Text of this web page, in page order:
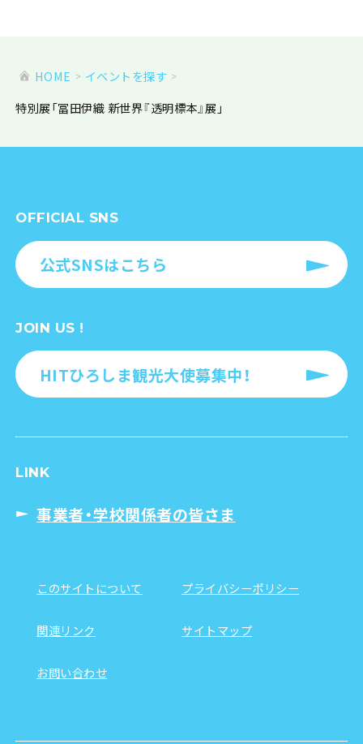
HOME
イベントを探す
特別展「冨田伊織 新世界『透明標本』展」
OFFICIAL SNS
公式SNSはこちら
JOIN US !
HITひろしま観光大使募集中！
LINK
事業者・学校関係者の皆さま
このサイトについて プライバシーポリシー
関連リンク サイトマップ
お問い合わせ